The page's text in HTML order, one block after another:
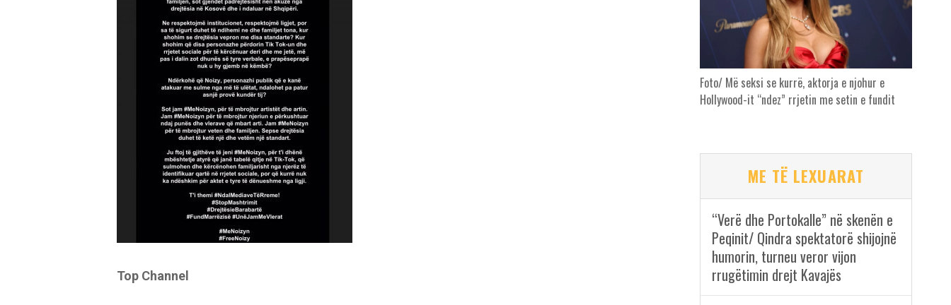
Top Channel
Foto/ Më seksi se kurrë, aktorja e njohur e
Hollywood-it “ndez” rrjetin me setin e fundit
ME TË LEXUARAT
“Verë dhe Portokalle” në skenën e
Peqinit/ Qindra spektatorë shijojnë
humorin, turneu veror vijon
rrugëtimin drejt Kavajës